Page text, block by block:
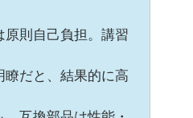
則自己負担。講習
だと、結果的に高